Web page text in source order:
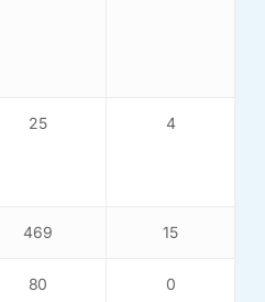
25 4
469 15
80 0